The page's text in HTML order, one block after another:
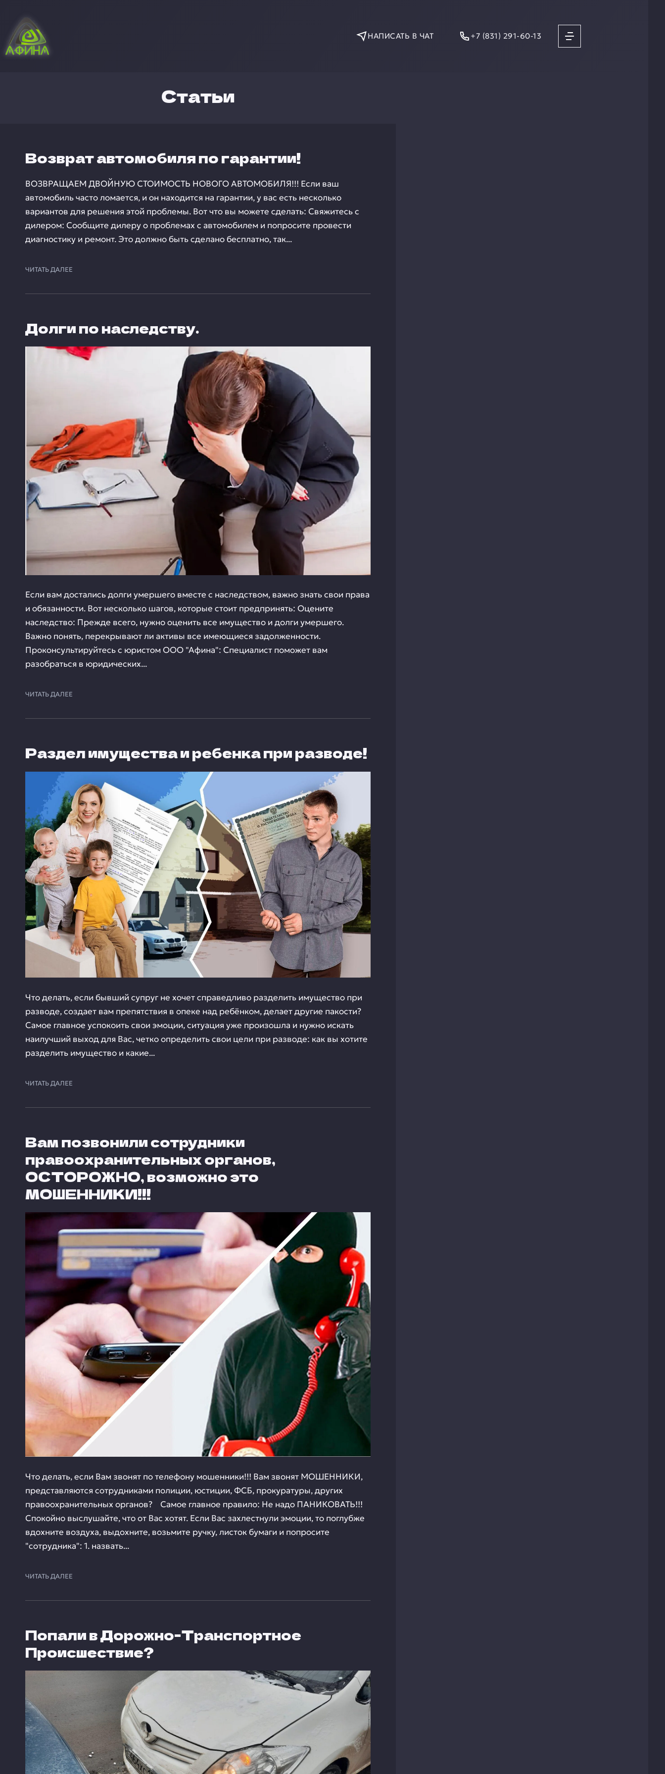
НАПИСАТЬ В ЧАТ +7 (831) 291-60-13
Статьи
Возврат автомобиля по гарантии!
ВОЗВРАЩАЕМ ДВОЙНУЮ СТОИМОСТЬ НОВОГО АВТОМОБИЛЯ!!! Если ваш
автомобиль часто ломается, и он находится на гарантии, у вас есть несколько
вариантов для решения этой проблемы. Вот что вы можете сделать: Свяжитесь с
дилером: Сообщите дилеру о проблемах с автомобилем и попросите провести
диагностику и ремонт. Это должно быть сделано бесплатно, так...
ЧИТАТЬ ДАЛЕЕ
Долги по наследству.
Если вам достались долги умершего вместе с наследством, важно знать свои права
и обязанности. Вот несколько шагов, которые стоит предпринять: Оцените
наследство: Прежде всего, нужно оценить все имущество и долги умершего.
Важно понять, перекрывают ли активы все имеющиеся задолженности.
Проконсультируйтесь с юристом ООО "Афина": Специалист поможет вам
разобраться в юридических...
ЧИТАТЬ ДАЛЕЕ
Раздел имущества и ребенка при разводе!
Что делать, если бывший супруг не хочет справедливо разделить имущество при
разводе, создает вам препятствия в опеке над ребёнком, делает другие пакости?
Самое главное успокоить свои эмоции, ситуация уже произошла и нужно искать
наилучший выход для Вас, четко определить свои цели при разводе: как вы хотите
разделить имущество и какие...
ЧИТАТЬ ДАЛЕЕ
Вам позвонили сотрудники
правоохранительных органов,
ОСТОРОЖНО, возможно это
МОШЕННИКИ!!!
Что делать, если Вам звонят по телефону мошенники!!! Вам звонят МОШЕННИКИ,
представляются сотрудниками полиции, юстиции, ФСБ, прокуратуры, других
правоохранительных органов? Самое главное правило: Не надо ПАНИКОВАТЬ!!!
Спокойно выслушайте, что от Вас хотят. Если Вас захлестнули эмоции, то поглубже
вдохните воздуха, выдохните, возьмите ручку, листок бумаги и попросите
"сотрудника": 1. назвать...
ЧИТАТЬ ДАЛЕЕ
Попали в Дорожно-Транспортное
Происшествие?